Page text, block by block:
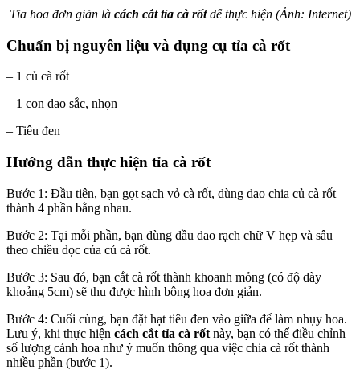
Tỉa hoa đơn giản là cách cắt tỉa cà rốtdễ thực hiện (Ảnh: Internet)
Chuẩn bị nguyên liệu và dụng cụ tỉa cà rốt
– 1 củ cà rốt
– 1 con dao sắc, nhọn
– Tiêu đen
Hướng dẫn thực hiện tỉa cà rốt
Bước 1: Đầu tiên, bạn gọt sạch vỏ cà rốt, dùng dao chia củ cà rốt
thành 4 phần bằng nhau.
Bước 2: Tại mỗi phần, bạn dùng đầu dao rạch chữ V hẹp và sâu
theo chiều dọc của củ cà rốt.
Bước 3: Sau đó, bạn cắt cà rốt thành khoanh mỏng (có độ dày
khoảng 5cm) sẽ thu được hình bông hoa đơn giản.
Bước 4: Cuối cùng, bạn đặt hạt tiêu đen vào giữa để làm nhụy hoa.
Lưu ý, khi thực hiện cách cắt tỉa cà rốt này, bạn có thể điều chỉnh
số lượng cánh hoa như ý muốn thông qua việc chia cà rốt thành
nhiều phần (bước 1).